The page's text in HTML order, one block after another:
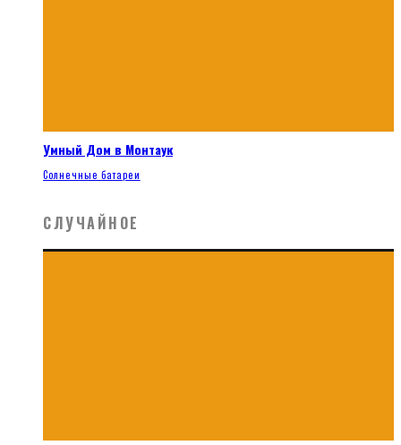
Умный Дом в Монтаук
Солнечные батареи
СЛУЧАЙНОЕ